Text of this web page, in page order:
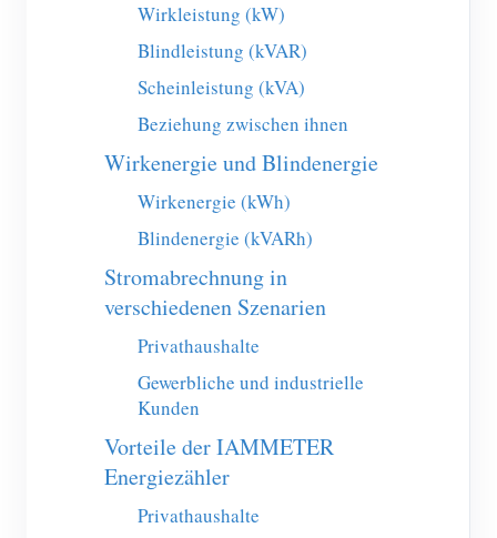
Virtueller Zähler
System für Energieprognose und Simulation
Anwendungen
Energieüberwachung für Solar-PV-Systeme
Stromverbrauchsmonitor
PV-Heizungssteuerungssystem
Hausautomation
Energieüberwachung für Fabriken
Ressourcen
Produkt-Schnellstart
Dokumentation
FAQ
Nachrichten
Community
Mitwirkendenprogramm
Mitwirkenden-Center
IAMMETER Aktivitäten
Forum
Lösungen
Kontakt
Über uns
Wirkleistung (kW)
Blindleistung (kVAR)
Scheinleistung (kVA)
Beziehung zwischen ihnen
Wirkenergie und Blindenergie
Wirkenergie (kWh)
Blindenergie (kVARh)
Stromabrechnung in
verschiedenen Szenarien
Privathaushalte
Gewerbliche und industrielle
Kunden
Vorteile der IAMMETER
Energiezähler
Privathaushalte